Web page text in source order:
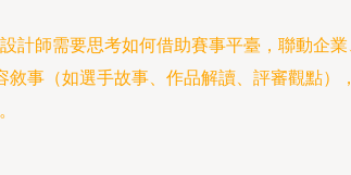
計師需要思考如何借助賽事平臺，聯動企
事（如選手故事、作品解讀、評審觀點